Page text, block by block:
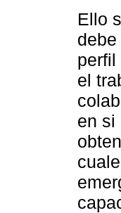
Ello
perfil
el
en si